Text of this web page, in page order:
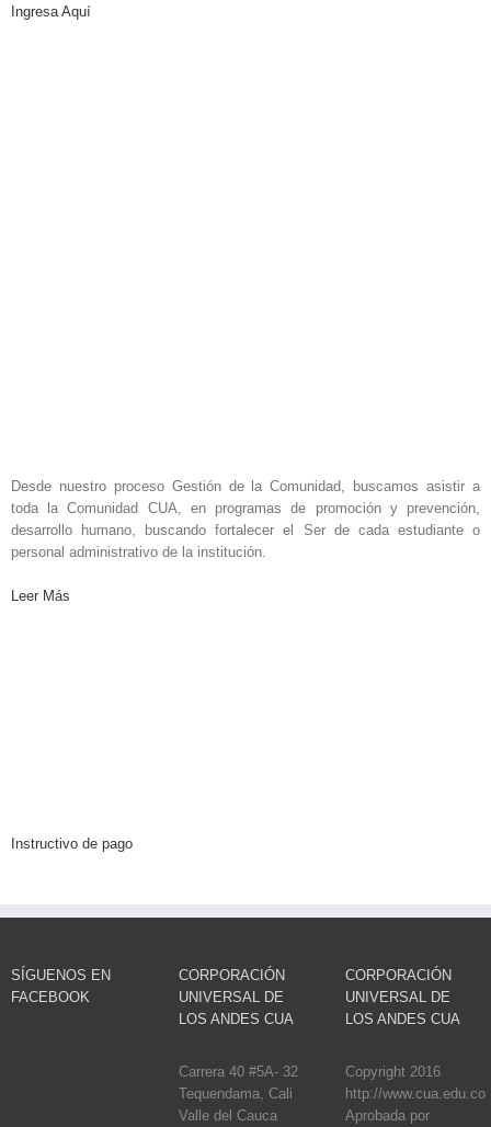
Ingresa Aquí
Desde nuestro proceso Gestión de la Comunidad, buscamos asistir a
toda la Comunidad CUA, en programas de promoción y prevención,
desarrollo humano, buscando fortalecer el Ser de cada estudiante o
personal administrativo de la institución.
Leer Más
Instructivo de pago
SÍGUENOS EN
FACEBOOK
CORPORACIÓN
UNIVERSAL DE
LOS ANDES CUA
Carrera 40 #5A- 32
Tequendama, Cali
Valle del Cauca
CORPORACIÓN
UNIVERSAL DE
LOS ANDES CUA
Copyright 2016
http://www.cua.edu.co
Aprobada por